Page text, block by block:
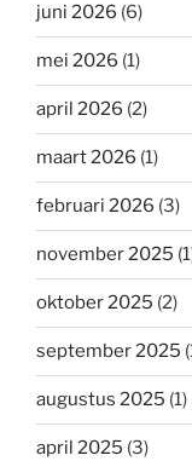
juni 2026 (6)
mei 2026 (1)
april 2026 (2)
maart 2026 (1)
februari 2026 (3)
november 2025
oktober 2025 (2)
september 2025
augustus 2025 (1)
april 2025 (3)